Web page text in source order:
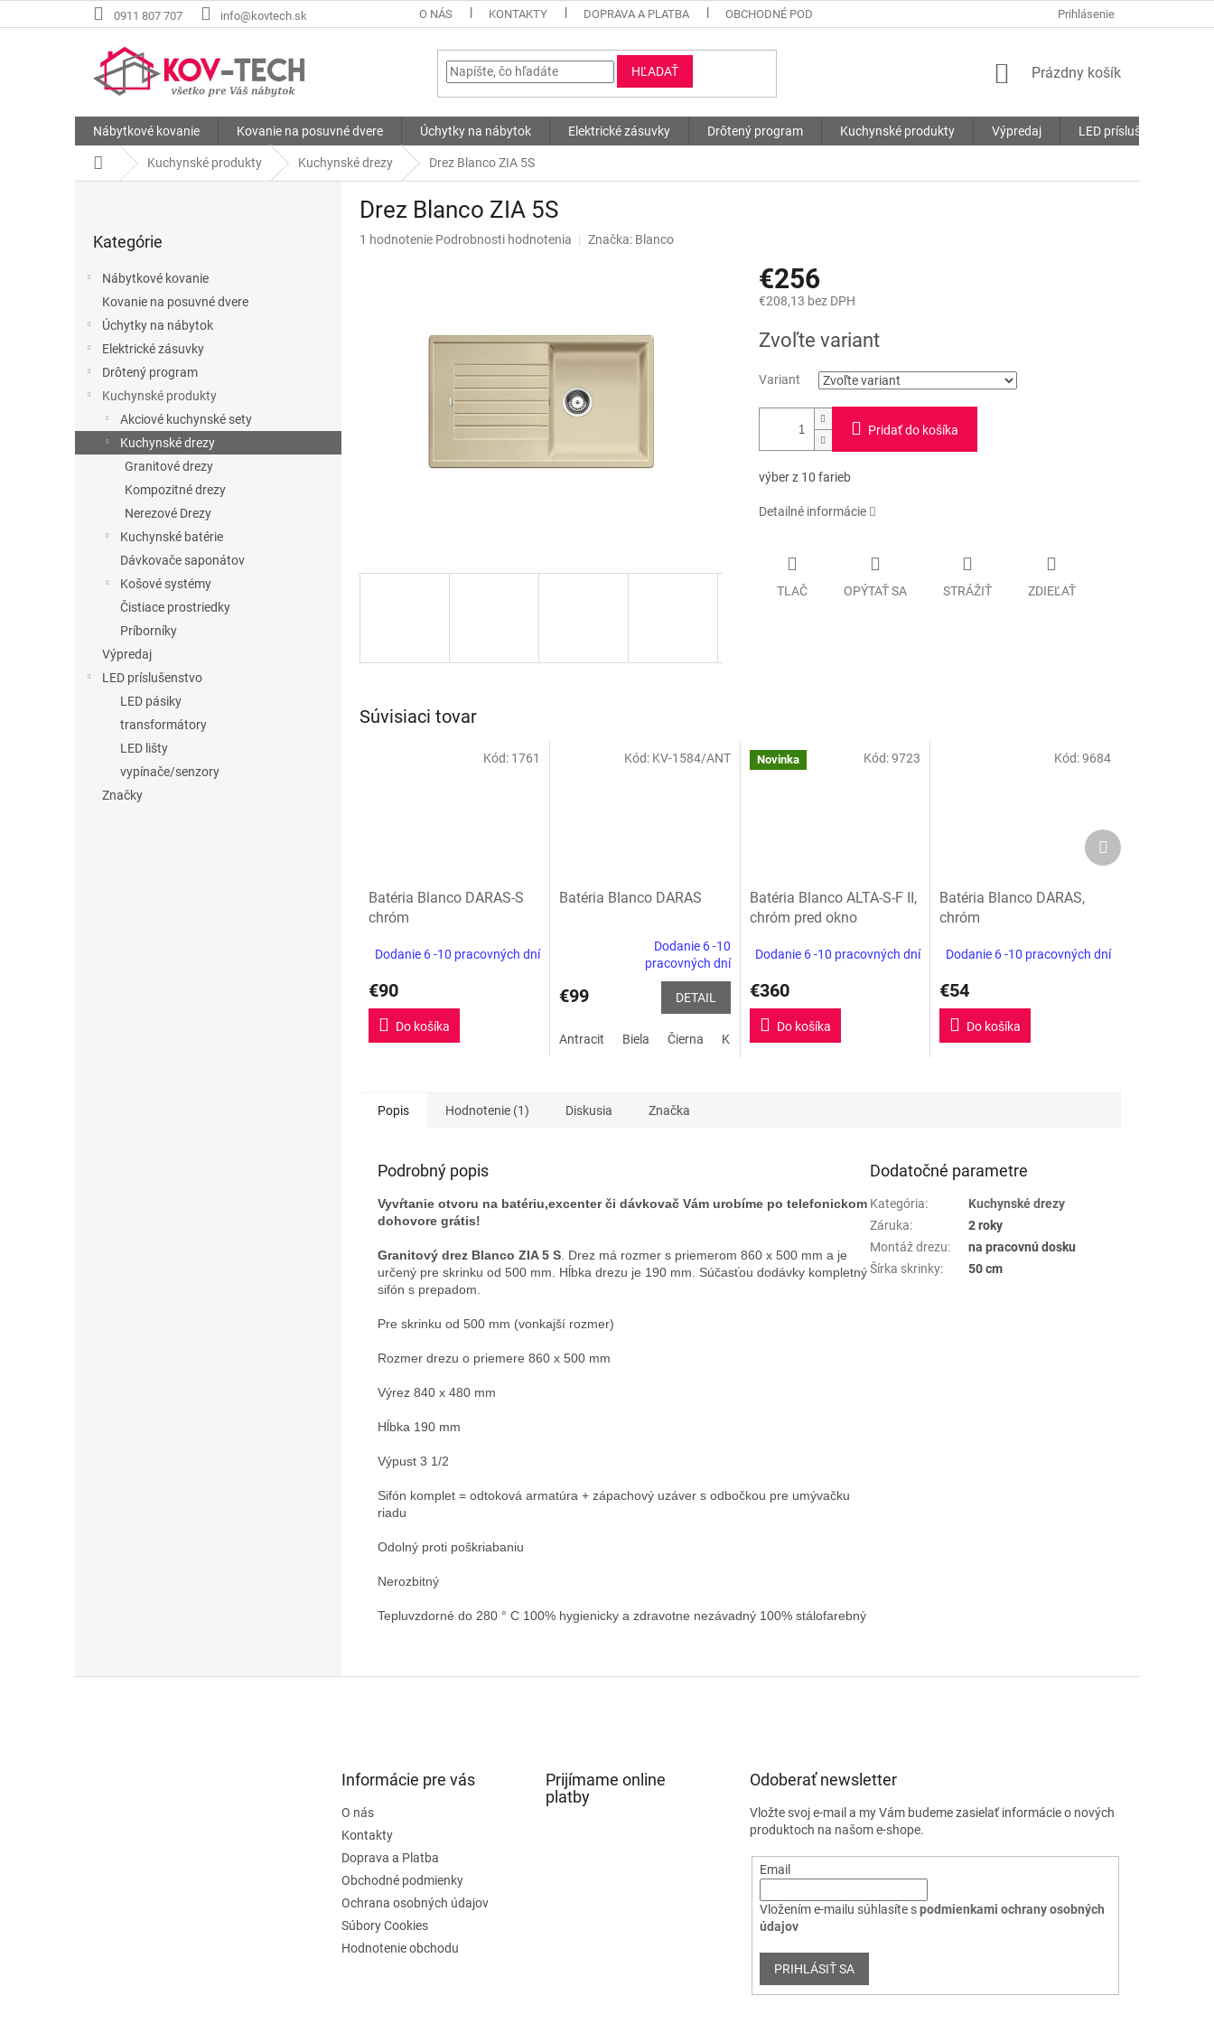
na
0911 807 707 info@kovtech.sk O NÁS KONTAKTY DOPRAVA A PLATBA OBCHODNÉ PODMIENKY SÚBORY COOKIES
Prihlásenie
HĽADAŤ
NÁKUPNÝ
Prázdny košík
Nábytkové kovanie Kovanie na posuvné dvere Úchytky na nábytok Elektrické zásuvky Drôtený program Kuchynské produkty Výpredaj LED príslušenstvo
DomovKuchynské produkty Kuchynské drezy Drez Blanco ZIA 5S
kategórie
Kategórie
Nábytkové kovanie
Kovanie na posuvné dvere
Úchytky na nábytok
Elektrické zásuvky
Drôtený program
Kuchynské produkty
Akciové kuchynské sety
Kuchynské drezy
Granitové drezy
Kompozitné drezy
Nerezové Drezy
Kuchynské batérie
Dávkovače saponátov
Košové systémy
Čistiace prostriedky
Príborníky
Výpredaj
LED príslušenstvo
LED pásiky
transformátory
LED lišty
vypínače/senzory
Značky
Drez Blanco ZIA 5S
Priemerné
1 hodnotenie Podrobnosti hodnotenia Značka: Blanco
€256
€208,13 bez DPH
cena:
Zvoľte variant
Variant
Pridať do košíka
výber z 10 farieb
Detailné informácie
TLAČ OPÝTAŤ SA STRÁŽIŤ ZDIEĽAŤ
Súvisiaci tovar
Batéria Blanco DARAS-S
chróm
Dodanie 6 -10 pracovných dní
€90
Do košíka
Kód: 1761
Batéria Blanco DARAS
produktu
z
Dodanie 6 -10
pracovných dní
€99 DETAIL
Antracit Biela Čierna Kávová
Kód: KV-1584/ANT Novinka
Batéria Blanco ALTA-S-F II,
chróm pred okno
Dodanie 6 -10 pracovných dní
€360
Do košíka
Kód:9723
Batéria Blanco DARAS,
chróm
Dodanie 6 -10 pracovných dní
€54
Do košíka
Kód:9684
Ďalší
produkt
Popis Hodnotenie (1) Diskusia Značka
Podrobný popis
Vyvŕtanie otvoru na batériu,excenter či dávkovač Vám urobíme po telefonickom
dohovore grátis!
Granitový drez Blanco ZIA 5 S . Drez má rozmer s priemerom 860 x 500 mm a je
určený pre skrinku od 500 mm. Hĺbka drezu je 190 mm. Súčasťou dodávky kompletný
sifón s prepadom.
Pre skrinku od 500 mm (vonkajší rozmer)
Rozmer drezu o priemere 860 x 500 mm
Výrez 840 x 480 mm
Hĺbka 190 mm
Výpust 3 1/2
Sifón komplet = odtoková armatúra + zápachový uzáver s odbočkou pre umývačku
riadu
Odolný proti poškriabaniu
Nerozbitný
Tepluvzdorné do 280 ° C 100% hygienicky a zdravotne nezávadný 100% stálofarebný
Dodatočné parametre
Kategória:
Kuchynské drezy
Záruka:
2 roky
Montáž drezu:
na pracovnú dosku
Šírka skrinky: 50 cm
Informácie pre vás
O nás
Kontakty
Doprava a Platba
Obchodné podmienky
Ochrana osobných údajov
Súbory Cookies
Hodnotenie obchodu
Prijímame online
platby
Odoberať newsletter
Vložte svoj e-mail a my Vám budeme zasielať informácie o nových
produktoch na našom e-shope.
Email
Vložením e-mailu súhlasíte spodmienkami ochrany osobných
údajov
PRIHLÁSIŤ SA